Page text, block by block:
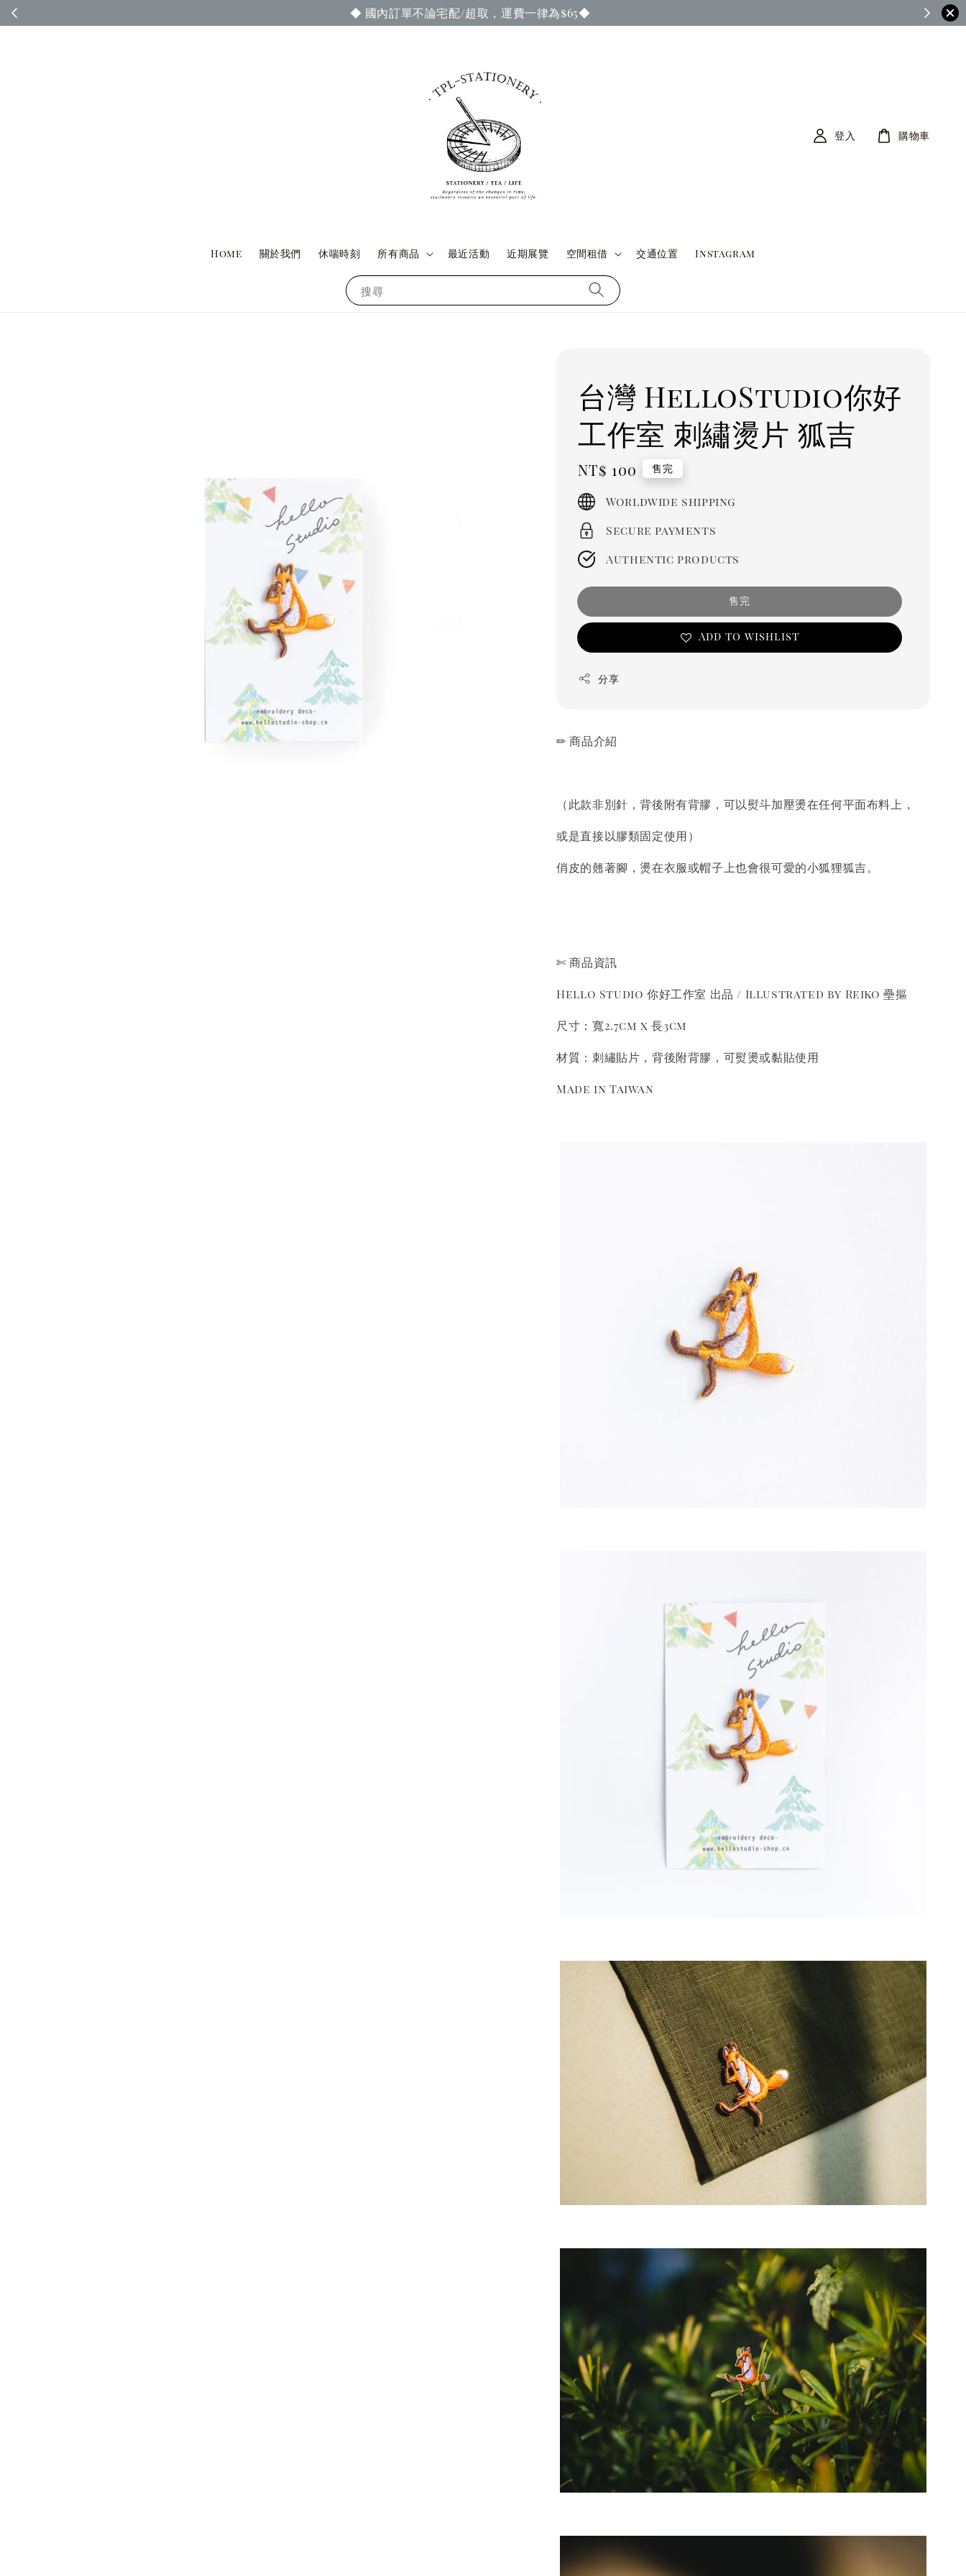
◆ 台灣國內客人完成訂單付款與交貨時，即可參加當期官網謝禮活動 ◆ (詳情請至茶筆巷FB查看)
搜尋
Home 關於我們 休喘時刻 所有商品 最近活動 近期展覽 空間租借 交通位置 Instagram
登入 購物車
台灣 HelloStudio你好
工作室 刺繡燙片 狐吉
Regular
price
NT$ 100 售完
Worldwide shipping
Secure payments
Authentic products
售完
Add to wishlist
分享
✏ 商品介紹
（此款非別針，背後附有背膠，可以熨斗加壓燙在任何平面布料上，
或是直接以膠類固定使用）
俏皮的翹著腳，燙在衣服或帽子上也會很可愛的小狐狸狐吉。
✄ 商品資訊
Hello Studio 你好工作室 出品 / Illustrated by Reiko 壘摳
尺寸：寬2.7cm x 長3cm
材質：刺繡貼片，背後附背膠，可熨燙或黏貼使用
Made in Taiwan